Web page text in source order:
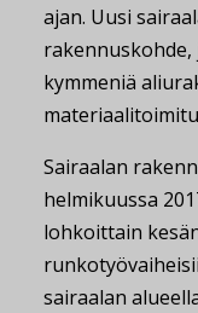
ajan. Uusi
kymmeniä
Sairaalan
helmikuussa
lohkoittain
sairaalan